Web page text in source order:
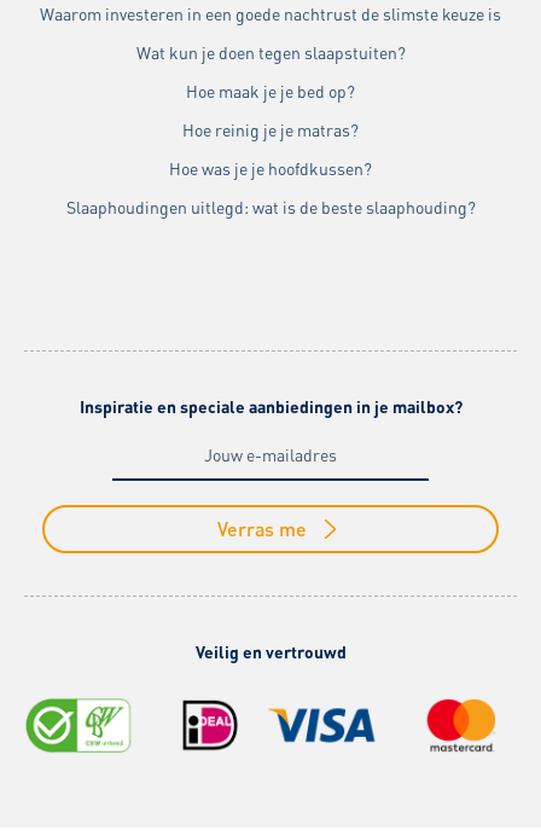
Waarom investeren in een goede nachtrust de slimste keuze is
Wat kun je doen tegen slaapstuiten?
Hoe maak je je bed op?
Hoe reinig je je matras?
Hoe was je je hoofdkussen?
Slaaphoudingen uitlegd: wat is de beste slaaphouding?
Inspiratie en speciale aanbiedingen in je mailbox?
Verras me
Veilig en vertrouwd